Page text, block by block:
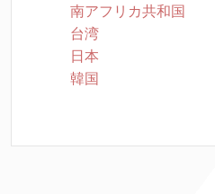
南アフリカ共和国
台湾
日本
韓国